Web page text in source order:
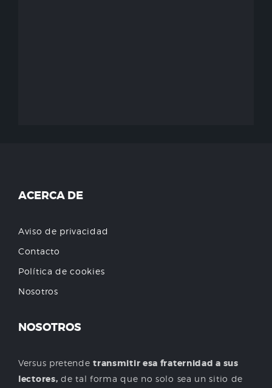
ACERCA DE
Aviso de privacidad
Contacto
Política de cookies
Nosotros
NOSOTROS
Versus pretendetransmitir esa fraternidad a sus
lectores, de tal forma que no solo sea un sitio de